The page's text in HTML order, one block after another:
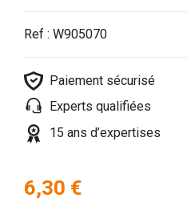
Ref : W905070
Paiement sécurisé
Experts qualifiées
15 ans d’expertises
6,30 €